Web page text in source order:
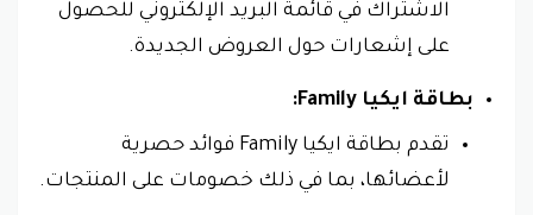
الاشتراك في قائمة البريد الإلكتروني للحصول
على إشعارات حول العروض الجديدة.
بطاقة ايكيا Family:
تقدم بطاقة ايكيا Family فوائد حصرية
لأعضائها، بما في ذلك خصومات على المنتجات.